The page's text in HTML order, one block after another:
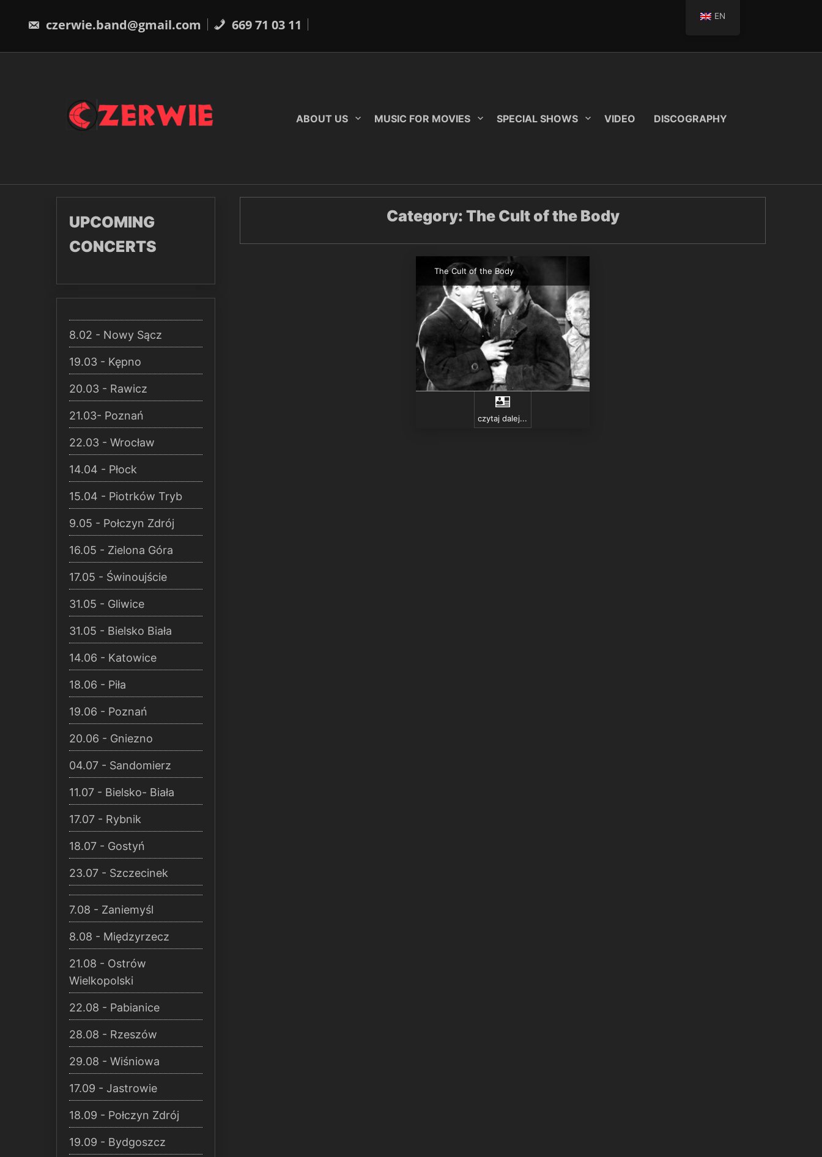
czerwie.band@gmail.com 669 71 03 11
ABOUT US MUSIC FOR MOVIES SPECIAL SHOWS VIDEO DISCOGRAPHY
Category: The Cult of the Body
The Cult of the Body
czytaj dalej...
UPCOMING
CONCERTS
8.02 - Nowy Sącz
19.03 - Kępno
20.03 - Rawicz
21.03- Poznań
22.03 - Wrocław
14.04 - Płock
15.04 - Piotrków Tryb
9.05 - Połczyn Zdrój
16.05 - Zielona Góra
17.05 - Świnoujście
31.05 - Gliwice
31.05 - Bielsko Biała
14.06 - Katowice
18.06 - Piła
19.06 - Poznań
20.06 - Gniezno
04.07 - Sandomierz
11.07 - Bielsko- Biała
17.07 - Rybnik
18.07 - Gostyń
23.07 - Szczecinek
7.08 - Zaniemyśl
8.08 - Międzyrzecz
21.08 - Ostrów
Wielkopolski
22.08 - Pabianice
28.08 - Rzeszów
29.08 - Wiśniowa
17.09 - Jastrowie
18.09 - Połczyn Zdrój
19.09 - Bydgoszcz
EN